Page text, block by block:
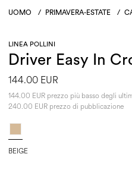
UOMO / PRIMAVERA-ESTATE /
LINEA POLLINI
Driver Easy In
144.00 EUR
144.00 EUR prezzo più basso degli
240.00 EUR prezzo di pubblicazione
BEIGE